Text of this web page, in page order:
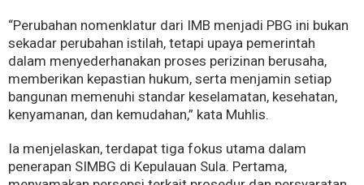
“Perubahan nomenklatur dari IMB menjadi PBG ini bukan
sekadar perubahan istilah, tetapi upaya pemerintah
dalam menyederhanakan proses perizinan berusaha,
memberikan kepastian hukum, serta menjamin setiap
bangunan memenuhi standar keselamatan, kesehatan,
kenyamanan, dan kemudahan,” kata Muhlis.
Ia menjelaskan, terdapat tiga fokus utama dalam
penerapan SIMBG di Kepulauan Sula. Pertama,